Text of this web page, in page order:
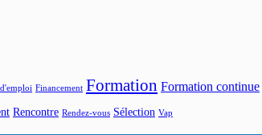
Financement Formation Formation continue
Rencontre Rendez-vous Sélection Vap